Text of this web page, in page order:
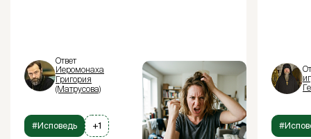
Ответ
Иеромонаха
Григория
(Матрусова)
#Исповедь +1